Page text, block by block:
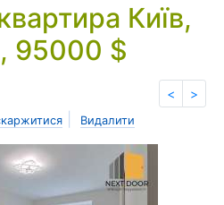
Київ,
95000 $
< >
Видалити